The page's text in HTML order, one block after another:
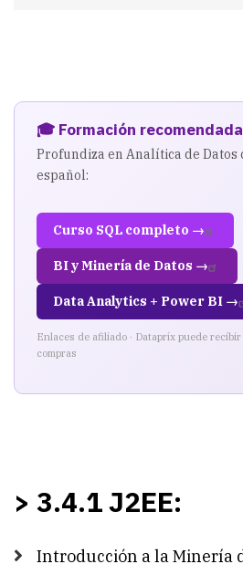
🎓 Formación
Profundiza en Analítica de Datos
español:
Curso SQL completo →
BI y Minería de Datos →
Data Analytics + Power BI →
Enlaces de afiliado · Dataprix puede
compras
> 3.4.1 J2EE:
Introducción a la Minería